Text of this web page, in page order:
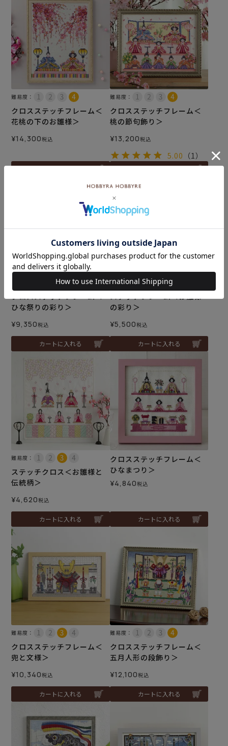
難易度：
クロスステッチフレーム＜
花桃の下のお雛様＞
¥14,300税込
カートに入れる
難易度：
クロスステッチフレーム＜
桃の節句飾り＞
¥13,200税込
5.00 （1）
カートに入れる
クロスステッチフレーム＜
ひな祭りの彩り＞
¥9,350税込
カートに入れる
難易度：
ステッチフレーム＜お雛様
の彩り＞
¥5,500税込
カートに入れる
難易度：
ステッチクロス＜お雛様と
伝統柄＞
¥4,620税込
カートに入れる
クロスステッチフレーム＜
ひなまつり＞
¥4,840税込
カートに入れる
難易度：
クロスステッチフレーム＜
兜と文様＞
¥10,340税込
カートに入れる
難易度：
クロスステッチフレーム＜
五月人形の段飾り＞
¥12,100税込
カートに入れる